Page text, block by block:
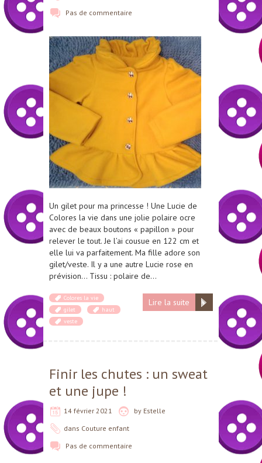
Pas de commentaire
Un gilet pour ma princesse ! Une Lucie de
Colores la vie dans une jolie polaire ocre
avec de beaux boutons « papillon » pour
relever le tout. Je l’ai cousue en 122 cm et
elle lui va parfaitement. Ma fille adore son
gilet/veste. Il y a une autre Lucie rose en
prévision… Tissu : polaire de…
Lire la suite
Colores la vie
gilet
haut
veste
Finir les chutes : un sweat
et une jupe !
14 février 2021 by Estelle
dans Couture enfant
Pas de commentaire